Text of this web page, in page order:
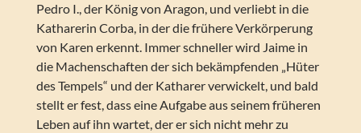
Pedro I., der König von Aragon, und verliebt in die
Katharerin Corba, in der die frühere Verkörperung
von Karen erkennt. Immer schneller wird Jaime in
die Machenschaften der sich bekämpfenden „Hüter
des Tempels“ und der Katharer verwickelt, und bald
stellt er fest, dass eine Aufgabe aus seinem früheren
Leben auf ihn wartet, der er sich nicht mehr zu